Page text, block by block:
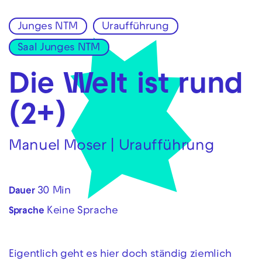
Zur Hauptnavigation springen
Zum Hauptinhalt springen Zum Footer springen
Junges NTM Uraufführung
Saal Junges NTM
Die Welt ist rund
(2+)
Manuel Moser | Uraufführung
Dauer 30 Min
Sprache Keine Sprache
Eigentlich geht es hier doch ständig ziemlich